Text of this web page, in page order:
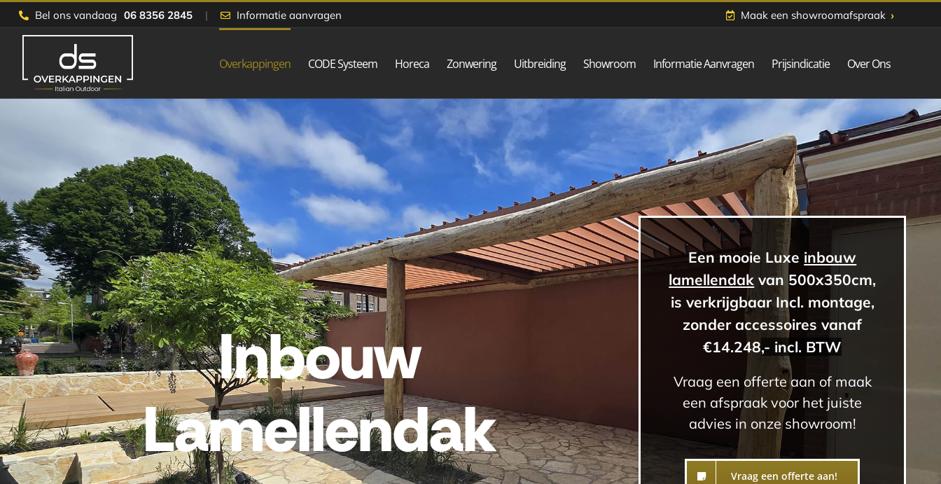
Skip
to
Bel ons vandaag 06 8356 2845 | Informatie aanvragen Maak een showroomafspraak ›
Overkappingen CODE Systeem Horeca Zonwering Uitbreiding Showroom Informatie Aanvragen Prijsindicatie Over Ons
Inbouw
Lamellendak
Een mooie Luxe inbouw
lamellendak van 500x350cm,
is verkrijgbaar Incl. montage,
zonder accessoires vanaf
€14.248,- incl. BTW
Vraag een offerte aan of maak
een afspraak voor het juiste
advies in onze showroom!
Vraag een offerte aan!